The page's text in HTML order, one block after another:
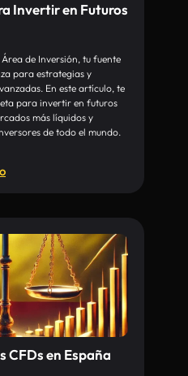
Invertir en Futuros
de Inversión, tu fuente
para estrategias y
En este artículo, te
para invertir en futuros
más líquidos y
de todo el mundo.
CFDs en España